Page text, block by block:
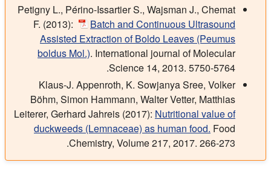
Petigny L., Périno-Issartier S., Wajsman J., Chemat
F. (2013):
Batch and Continuous Ultrasound
Assisted Extraction of Boldo Leaves (Peumus
boldus Mol.). International journal of Molecular
Science 14, 2013. 5750-5764.
Klaus-J. Appenroth, K. Sowjanya Sree, Volker
Böhm, Simon Hammann, Walter Vetter, Matthias
Leiterer, Gerhard Jahreis (2017): Nutritional value of
duckweeds (Lemnaceae) as human food. Food
Chemistry, Volume 217, 2017. 266-273.